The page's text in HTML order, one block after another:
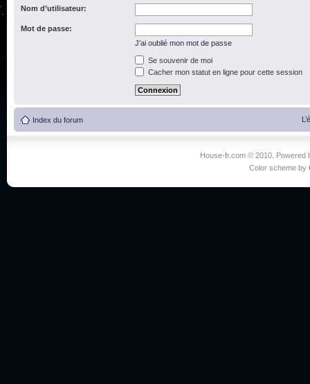
Nom d’utilisateur:
Mot de passe:
J’ai oublié mon mot de passe
Se souvenir de moi
Cacher mon statut en ligne pour cette session
Index du forum
House-fr.com © 2010. Powered
Color scheme by